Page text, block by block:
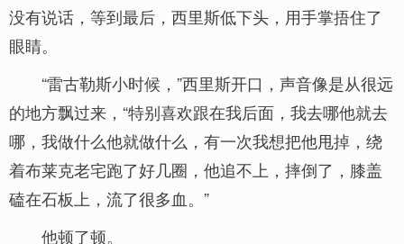
没有说话，等到最后，西里斯低下头，用手掌捂住了
眼睛。
“雷古勒斯小时候，”西里斯开口，声音像是从很远
的地方飘过来，“特别喜欢跟在我后面，我去哪他就去
哪，我做什么他就做什么，有一次我想把他甩掉，绕
着布莱克老宅跑了好几圈，他追不上，摔倒了，膝盖
磕在石板上，流了很多血。”
他顿了顿。